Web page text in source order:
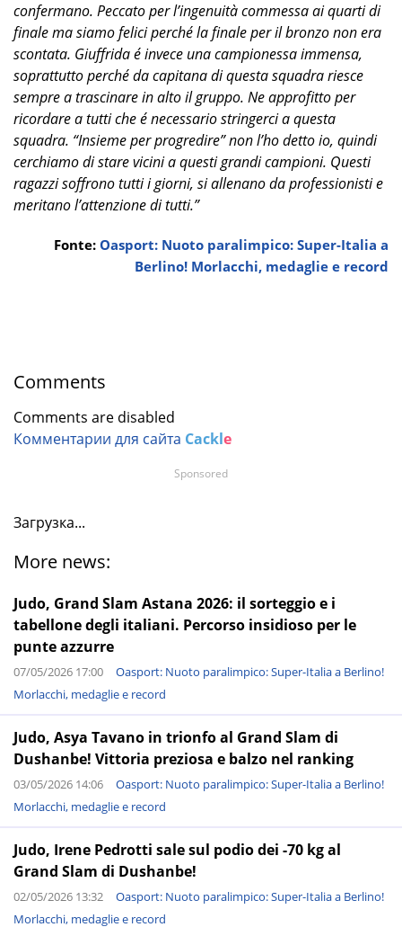
confermano. Peccato per l’ingenuità commessa ai quarti di
finale ma siamo felici perché la finale per il bronzo non era
scontata. Giuffrida é invece una campionessa immensa,
soprattutto perché da capitana di questa squadra riesce
sempre a trascinare in alto il gruppo. Ne approfitto per
ricordare a tutti che é necessario stringerci a questa
squadra. “Insieme per progredire” non l’ho detto io, quindi
cerchiamo di stare vicini a questi grandi campioni. Questi
ragazzi soffrono tutti i giorni, si allenano da professionisti e
meritano l’attenzione di tutti.”
Fonte: Oasport: Nuoto paralimpico: Super-Italia a
Berlino! Morlacchi, medaglie e record
Comments
Comments are disabled
Комментарии для сайта Cackle
Загрузка...
More news:
Judo, Grand Slam Astana 2026: il sorteggio e i
tabellone degli italiani. Percorso insidioso per le
punte azzurre
07/05/2026 17:00
Oasport: Nuoto paralimpico: Super-Italia a Berlino!
Morlacchi, medaglie e record
Judo, Asya Tavano in trionfo al Grand Slam di
Dushanbe! Vittoria preziosa e balzo nel ranking
03/05/2026 14:06
Oasport: Nuoto paralimpico: Super-Italia a Berlino!
Morlacchi, medaglie e record
Judo, Irene Pedrotti sale sul podio dei -70 kg al
Grand Slam di Dushanbe!
02/05/2026 13:32
Oasport: Nuoto paralimpico: Super-Italia a Berlino!
Morlacchi, medaglie e record
Sponsored